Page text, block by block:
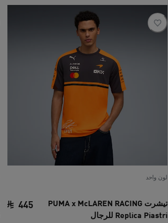
لون واحد
تيشرت PUMA x McLAREN RACING
Replica Piastri للرجال
445